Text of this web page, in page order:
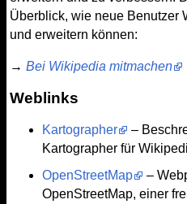
Überblick, wie neue Benutzer
und erweitern können:
→ Bei Wikipedia mitmachen
Weblinks
Kartographer
–
Kartographer für
OpenStreetMap
–
OpenStreetMap, einer